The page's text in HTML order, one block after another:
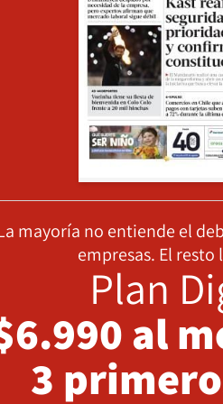
mayoría no entiende el
empresas. El resto
Plan
al
3